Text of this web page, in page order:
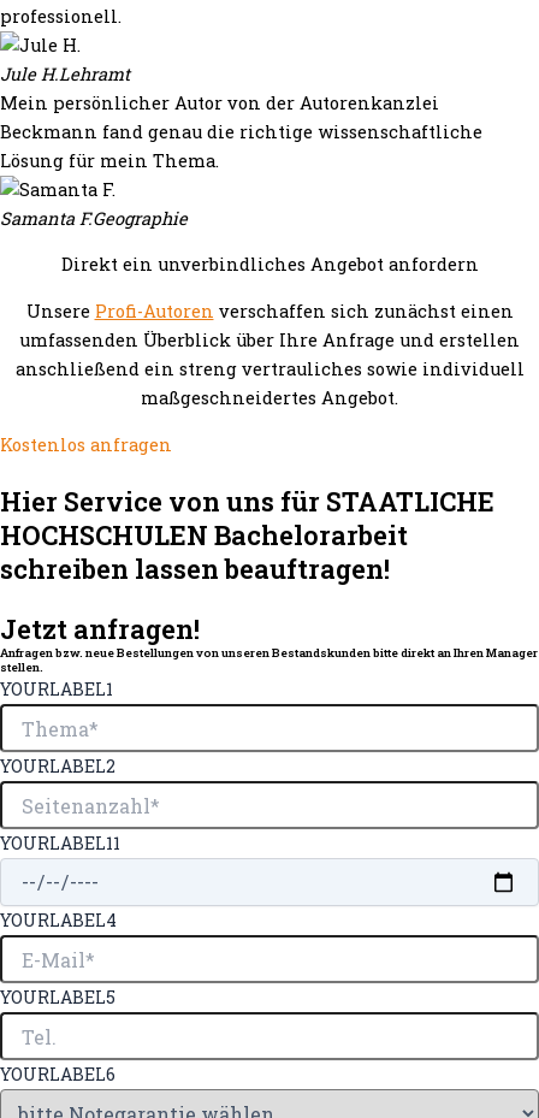
professionell.
Jule H.Lehramt
Mein persönlicher Autor von der Autorenkanzlei
Beckmann fand genau die richtige wissenschaftliche
Lösung für mein Thema.
Samanta F.Geographie
Direkt ein unverbindliches Angebot anfordern
Unsere Profi-Autoren verschaffen sich zunächst einen
umfassenden Überblick über Ihre Anfrage und erstellen
anschließend ein streng vertrauliches sowie individuell
maßgeschneidertes Angebot.
Kostenlos anfragen
Hier Service von uns für STAATLICHE
HOCHSCHULEN Bachelorarbeit
schreiben lassen beauftragen!
Jetzt anfragen!
Anfragen bzw. neue Bestellungen von unseren Bestandskunden bitte direkt an Ihren Manager
stellen.
YOURLABEL1
YOURLABEL2
YOURLABEL11
YOURLABEL4
YOURLABEL5
YOURLABEL6